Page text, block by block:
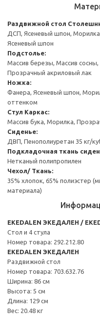
Раздвижной стол
ДСП, Ясеневый шпон,
Ясеневый шпон
Подстолье:
Массив березы, Массив
Прозрачный акриловый лак
Ножка:
Фанера, Ясеневый шпон,
оттенком
Стул Каркас:
Массив бука, Морилка,
Сиденье:
ДВП, Пенополиуретан 35 кг/
Подкладочная ткань
Нетканый полипропилен
Чехол/ Ткань:
35% хлопок, 65% полиэстер
материала)
EKEDALEN ЭКЕДАЛЕН /
Стол и 4 стула
Номер товара: 292.212.80
EKEDALEN ЭКЕДАЛЕН
Раздвижной стол
Номер товара: 703.632.76
Ширина: 86 см
Высота: 5 см
Длина: 129 см
Вес: 20.48 кг